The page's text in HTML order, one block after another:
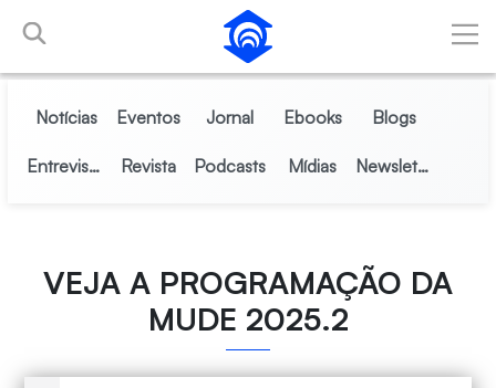
Pular para o Conteúdo principal
Notícias Eventos Jornal Ebooks Blogs
Entrevistas Revista Podcasts Mídias Newsletter
VEJA A PROGRAMAÇÃO DA
MUDE 2025.2